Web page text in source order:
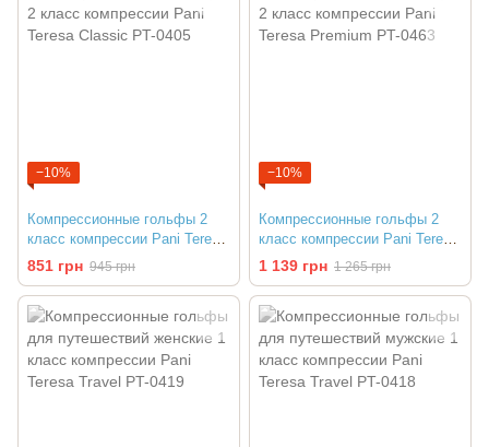
−10%
Компрессионные гольфы 2
класс компрессии Pani Teresa
Classic PT-0405
851 грн 945 грн
−10%
Компрессионные гольфы 2
класс компрессии Pani Teresa
Premium PT-0463
1 139 грн 1 265 грн